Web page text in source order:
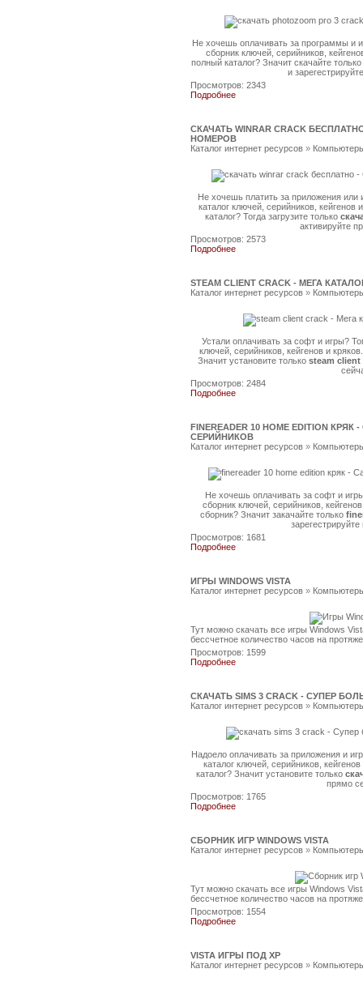
Не хочешь оплачивать за программы и
сборник ключей, серийников,
полный каталог? Значит скачайте только
и
Просмотров: 2343
Подробнее
СКАЧАТЬ WINRAR CRACK
НОМЕРОВ
Каталог интернет ресурсов »
Не хочешь платить за приложения
каталог ключей, серийников, кейгенов
каталог? Тогда загрузите только
активируйте
Просмотров: 2573
Подробнее
STEAM CLIENT CRACK - МЕГА
Каталог интернет ресурсов »
Устали оплачивать за софт и игры?
ключей, серийников, кейгенов и
Значит установите только steam client
Просмотров: 2484
Подробнее
FINEREADER 10 HOME EDITION
СЕРИЙНИКОВ
Каталог интернет ресурсов »
Не хочешь оплачивать за софт и
сборник ключей, серийников,
сборник? Значит закачайте только
Просмотров: 1681
Подробнее
ИГРЫ WINDOWS VISTA
Каталог интернет ресурсов »
Тут можно скачать все игры Windows
бессчетное количество часов на
Просмотров: 1599
Подробнее
СКАЧАТЬ SIMS 3 CRACK - СУПЕР
Каталог интернет ресурсов »
Надоело оплачивать за приложения и
каталог ключей, серийников,
каталог? Значит установите только
прямо
Просмотров: 1765
Подробнее
СБОРНИК ИГР WINDOWS VISTA
Каталог интернет ресурсов »
Тут можно скачать все игры Windows
бессчетное количество часов на
Просмотров: 1554
Подробнее
VISTA ИГРЫ ПОД XP
Каталог интернет ресурсов »